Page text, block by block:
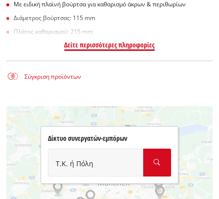
Με ειδική πλαϊνή βούρτσα για καθαρισμό άκρων & περιθωρίων
Διάμετρος βούρτσας: 115 mm
Πλάτος καθαρισμού: 215 mm
Δείτε περισσότερες πληροφορίες
Σύγκριση προϊόντων
Δίκτυο συνεργατών-εμπόρων
Τ.Κ. ή Πόλη